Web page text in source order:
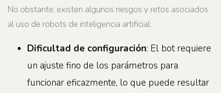
No obstante, existen algunos riesgos y retos asociados
al uso de robots de inteligencia artificial:
Dificultad de configuración: El bot requiere
un ajuste fino de los parámetros para
funcionar eficazmente, lo que puede resultar